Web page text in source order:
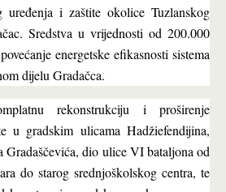
uređenja i zaštite okolice Tuzlanskog
Sredstva u vrijednosti od 200.000
energetske efikasnosti sistema
om dijelu Gradačca.
rekonstrukciju i proširenje
u gradskim ulicama Hadžiefendijina,
Gradaščevića, dio ulice VI bataljona od
do starog srednjoškolskog centra, te